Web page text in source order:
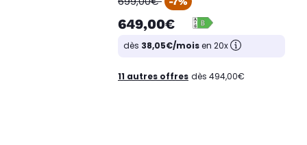
649,00€
dès 38,05€/moisen 20x
11 autres offres dès 494,00€